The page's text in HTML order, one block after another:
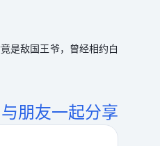
是敌国王爷，曾经相约白
朋友一起分享